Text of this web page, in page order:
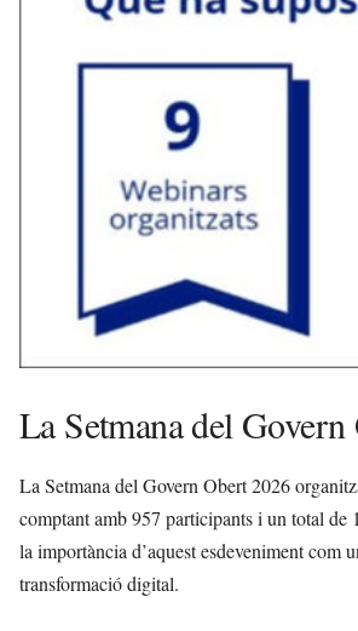
La Setmana del
La Setmana del Govern Obert 2026
comptant amb 957 participants i un total
la importància d’aquest esdeveniment com
transformació digital.